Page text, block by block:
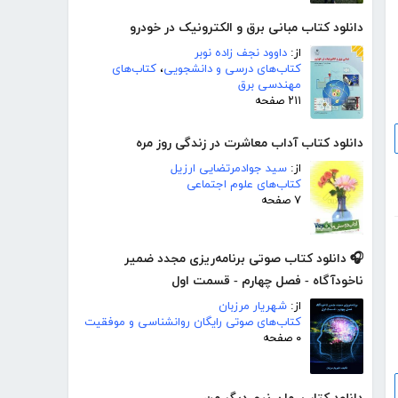
دانلود کتاب مبانی برق و الکترونیک در خودرو
از: داوود نجف زاده نوبر
کتاب‌های درسی و دانشجویی، کتاب‌های
مهندسی برق
۲۱۱ صفحه
دانلود کتاب آداب معاشرت در زندگی روز مره
از: سید جوادمرتضایی ارزیل
کتاب‌های علوم اجتماعی
۷ صفحه
🎧 دانلود کتاب صوتی برنامه‌ریزی مجدد ضمیر
ناخودآگاه - فصل چهارم - قسمت اول
از: شهریار مرزبان
کتاب‌های صوتی رایگان روانشناسی و موفقیت
۰ صفحه